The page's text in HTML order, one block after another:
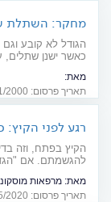
מחקר: השתלת
הגודל לא קובע וגם
כאשר ישנן שתלים,
מאת:
נשים העוברות
עולה ממחקר ארוך
לאבחן גושים בשד
שלא עברו השתלה.
תאריך פרסום: 09/11/2000
רגע לפני
הקיץ בפתח, וזה
להגשמתם. אם
מאת: מרפאות
תאריך פרסום: 11/05/2020